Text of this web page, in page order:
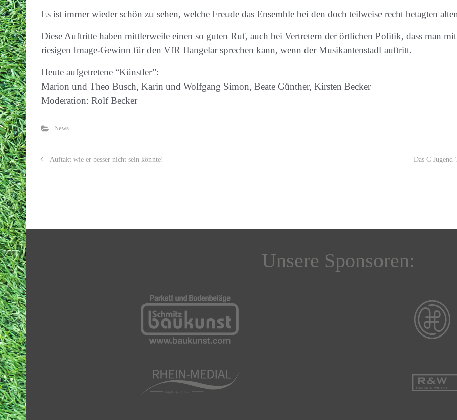
Es ist immer wieder schön zu sehen, welche Freude das Ensemble bei den doch teilweise recht betagten
Diese Auftritte haben mittlerweile einen so guten Ruf, auch bei Vertretern der örtlichen Politik, dass man
riesigen Image-Gewinn für den VfR Hangelar sprechen kann, wenn der Musikantenstadl auftritt.
Heute aufgetretene “Künstler”:
Marion und Theo Busch, Karin und Wolfgang Simon, Beate Günther, Kirsten Becker
Moderation: Rolf Becker
News
Auftakt wie er besser nicht sein könnte! Das C-
Unsere Sponsoren: